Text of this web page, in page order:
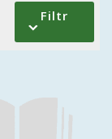
Filtr